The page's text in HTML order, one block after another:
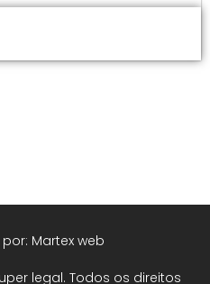
legal. Todos os direitos
Martex web